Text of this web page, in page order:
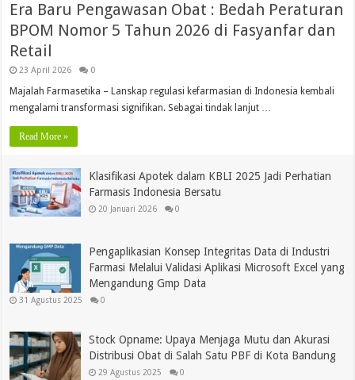
Era Baru Pengawasan Obat : Bedah Peraturan
BPOM Nomor 5 Tahun 2026 di Fasyanfar dan
Retail
23 April 2026 0
Majalah Farmasetika – Lanskap regulasi kefarmasian di Indonesia kembali
mengalami transformasi signifikan. Sebagai tindak lanjut …
Read More »
Klasifikasi Apotek dalam KBLI 2025 Jadi Perhatian
Farmasis Indonesia Bersatu
20 Januari 2026 0
Pengaplikasian Konsep Integritas Data di Industri
Farmasi Melalui Validasi Aplikasi Microsoft Excel yang
Mengandung Gmp Data
31 Agustus 2025 0
Stock Opname: Upaya Menjaga Mutu dan Akurasi
Distribusi Obat di Salah Satu PBF di Kota Bandung
29 Agustus 2025 0